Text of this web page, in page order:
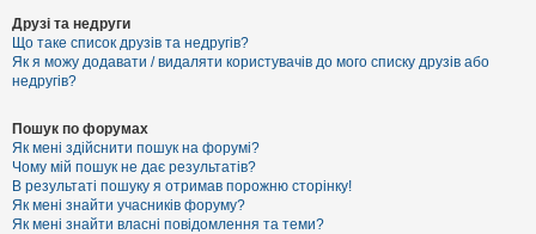
Друзі та недруги
Що таке список друзів та недругів?
Як я можу додавати / видаляти користувачів до мого списку друзів або
недругів?
Пошук по форумах
Як мені здійснити пошук на форумі?
Чому мій пошук не дає результатів?
В результаті пошуку я отримав порожню сторінку!
Як мені знайти учасників форуму?
Як мені знайти власні повідомлення та теми?